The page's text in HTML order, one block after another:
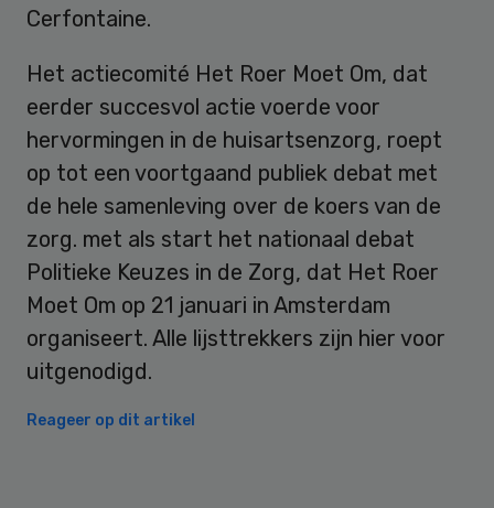
Cerfontaine.
Het actiecomité Het Roer Moet Om, dat
eerder succesvol actie voerde voor
hervormingen in de huisartsenzorg, roept
op tot een voortgaand publiek debat met
de hele samenleving over de koers van de
zorg. met als start het nationaal debat
Politieke Keuzes in de Zorg, dat Het Roer
Moet Om op 21 januari in Amsterdam
organiseert. Alle lijsttrekkers zijn hier voor
uitgenodigd.
Reageer op dit artikel